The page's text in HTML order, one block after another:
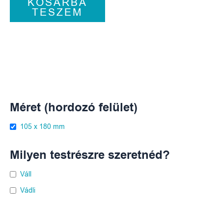
Méret (hordozó felület)
105 x 180 mm
Milyen testrészre szeretnéd?
Váll
Vádli
TESZEM